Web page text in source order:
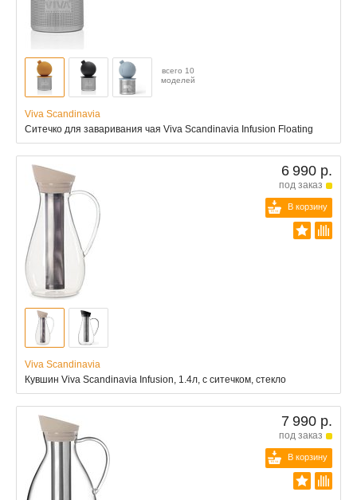
всего 10
моделей
Viva Scandinavia
Ситечко для заваривания чая Viva Scandinavia Infusion Floating
6 990 р.
под заказ
В корзину
Viva Scandinavia
Кувшин Viva Scandinavia Infusion, 1.4л, с ситечком, стекло
7 990 р.
под заказ
В корзину